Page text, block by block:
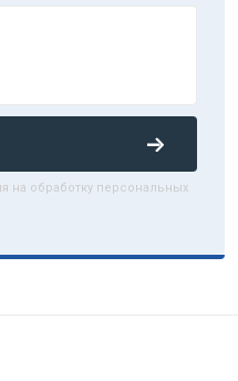
на обработку персональных